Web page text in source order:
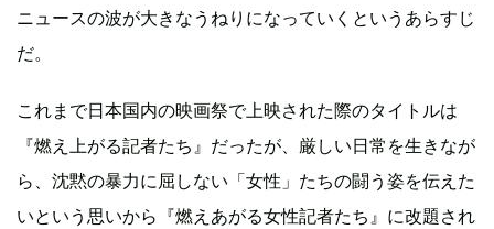
ニュースの波が大きなうねりになっていくというあらすじ
だ。
これまで日本国内の映画祭で上映された際のタイトルは
『燃え上がる記者たち』だったが、厳しい日常を生きなが
ら、沈黙の暴力に屈しない「女性」たちの闘う姿を伝えた
いという思いから『燃えあがる女性記者たち』に改題され